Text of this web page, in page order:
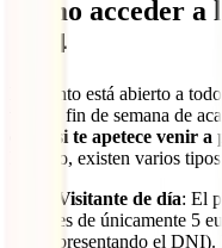
Cómo acceder
2024
El evento está abierto a
todo el fin de semana de
si te apetece venir
Por ello, existen varios tipos
Visitante de día: El
es de únicamente 5
presentando el DNI).